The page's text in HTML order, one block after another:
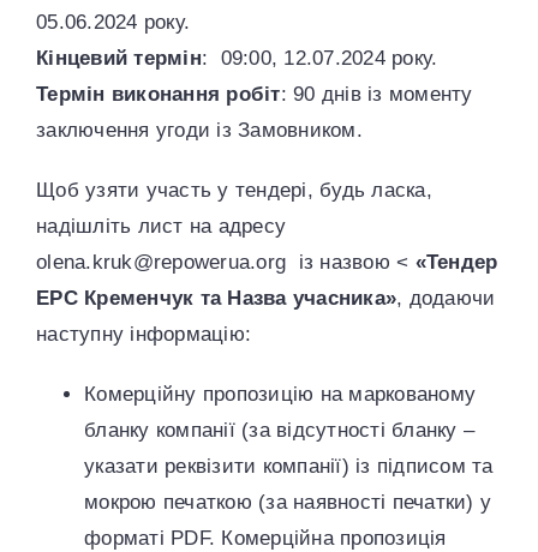
05.06.2024 року.
Кінцевий термін: 09:00, 12.07.2024 року.
Термін виконання робіт: 90 днів із моменту
заключення угоди із Замовником.
Щоб узяти участь у тендері, будь ласка,
надішліть лист на адресу
olena.kruk@repowerua.org із назвою < «Тендер
EPC Кременчук та Назва учасника», додаючи
наступну інформацію:
Комерційну пропозицію на маркованому
бланку компанії (за відсутності бланку –
указати реквізити компанії) із підписом та
мокрою печаткою (за наявності печатки) у
форматі PDF. Комерційна пропозиція